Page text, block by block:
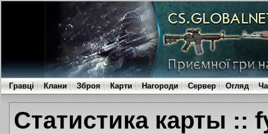
Гравці Клани Зброя Карти Нагороди Сервер Огляд
Статистика карты ::